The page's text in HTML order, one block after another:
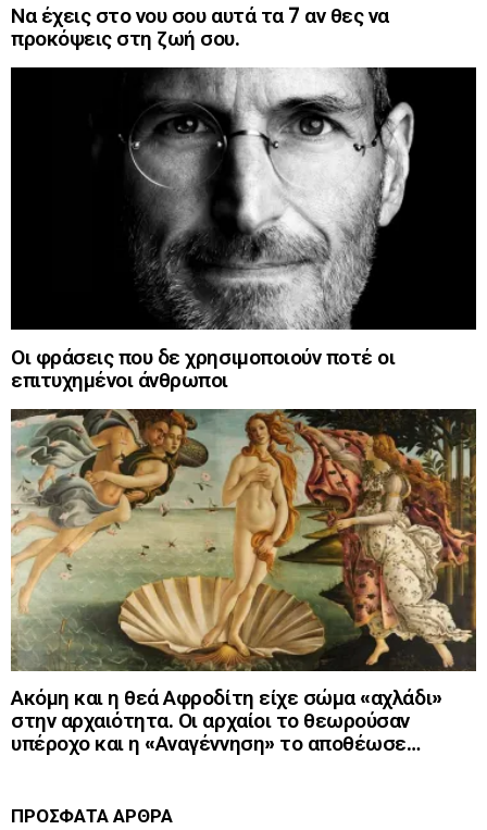
Να έχεις στο νου σου αυτά τα 7 αν θες να
προκόψεις στη ζωή σου.
Οι φράσεις που δε χρησιμοποιούν ποτέ οι
επιτυχημένοι άνθρωποι
Ακόμη και η θεά Αφροδίτη είχε σώμα «αχλάδι»
στην αρχαιότητα. Οι αρχαίοι το θεωρούσαν
υπέροχο και η «Αναγέννηση» το αποθέωσε…
ΠΡΟΣΦΑΤΑ ΑΡΘΡΑ